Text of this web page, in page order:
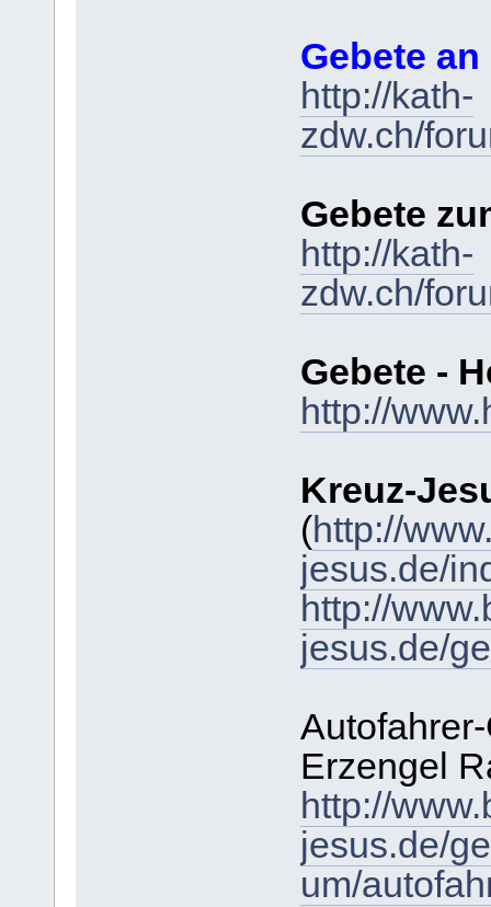
Gebete
http://kath-
zdw.ch/
Gebete
http://kath-
zdw.ch/
Gebete -
http://
Kreuz-
(http://
jesus.de/
http://
jesus.de/
Erzengel
http://
jesus.de/
um/